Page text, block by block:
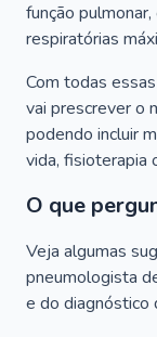
função
respiratórias
Com todas
vai prescrever o
podendo incluir
vida, fisioterapia
O que
Veja algumas
pneumologista
e do diagnóstico